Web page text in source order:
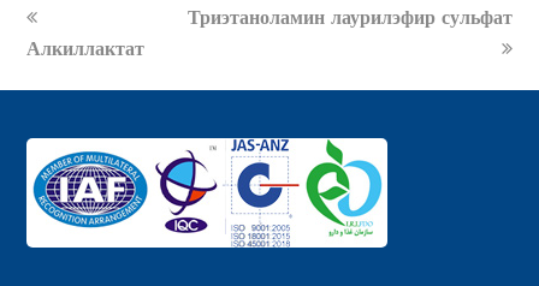
post:
Алкиллактат
next
Триэтаноламин лаурилэфир сульфат